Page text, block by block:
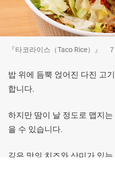
『타코라이스（Taco Rice）』
밥 위에 듬뿍 얹어진 다진 고
합니다.
하지만 땀이 날 정도로 맵지
을 수 있습니다.
깊은 맛의 치즈와 산미가 있